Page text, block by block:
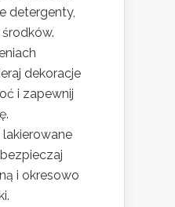
detergenty,
dekoracje
i zapewnij
i okresowo